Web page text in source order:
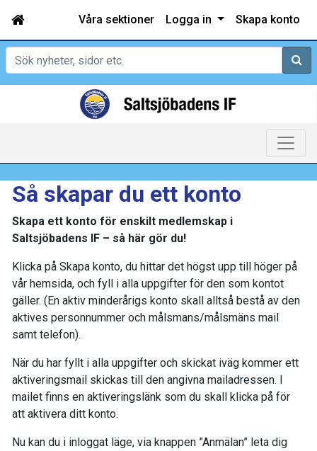
Våra sektioner Logga in Skapa konto
Sök
Så skapar du ett konto
Skapa ett konto för enskilt medlemskap i
Saltsjöbadens IF – så här gör du!
Klicka på Skapa konto, du hittar det högst upp till höger på
vår hemsida, och fyll i alla uppgifter för den som kontot
gäller. (En aktiv minderårigs konto skall alltså bestå av den
aktives personnummer och målsmans/målsmäns mail
samt telefon).
När du har fyllt i alla uppgifter och skickat iväg kommer ett
aktiveringsmail skickas till den angivna mailadressen. I
mailet finns en aktiveringslänk som du skall klicka på för
att aktivera ditt konto.
Nu kan du i inloggat läge, via knappen ”Anmälan” leta dig